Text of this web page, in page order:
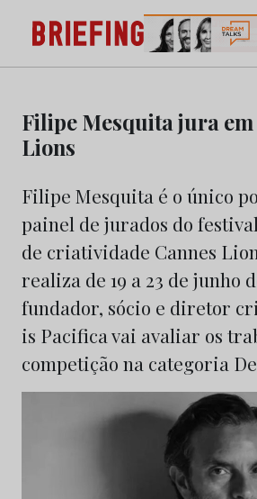
content
Briefing: Todas as notícias
Marketing e da Publicidade
Filipe Mesquita jura em
Lions
Filipe Mesquita é o único
painel de jurados do
de criatividade Cannes
realiza de 19 a 23 de junho
fundador, sócio e diretor
is Pacifica vai avaliar os
competição na categoria